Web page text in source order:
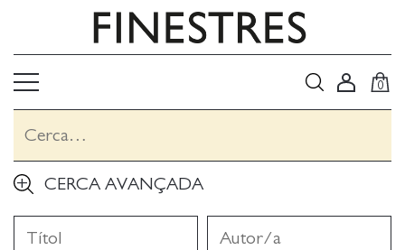
0
CERCA AVANÇADA